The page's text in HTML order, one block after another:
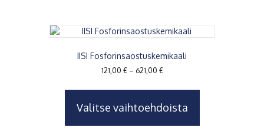
IISI Fosforinsaostuskemikaali
121,00 € – 621,00 €Hintaluokka:
-
Valitse vaihtoehdoista